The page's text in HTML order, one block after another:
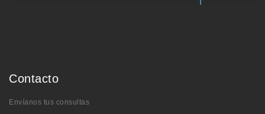
Contacto
Envíanos tus consultas